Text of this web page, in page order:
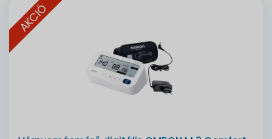
AKCIÓ